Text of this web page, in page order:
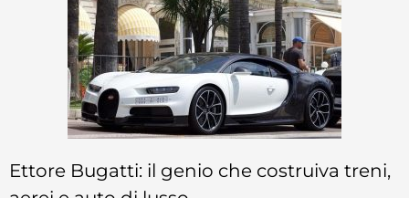
Ettore Bugatti: il genio che costruiva treni,